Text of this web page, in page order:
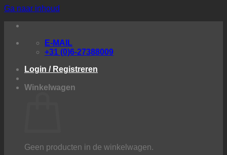
Ga naar inhoud
E-MAIL
+31 (0)6-27388009
Login / Registreren
Winkelwagen
Geen producten in de winkelwagen.